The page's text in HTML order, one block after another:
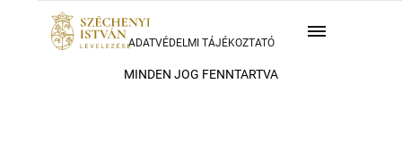
MINDEN JOG FENNTARTVA
ADATVÉDELMI TÁJÉKOZTATÓ